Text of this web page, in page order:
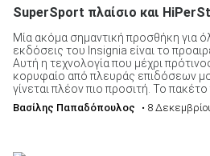
SuperSport πλαίσιο και
Μία ακόμα σημαντική προσθήκη για
εκδόσεις του Insignia είναι το
Αυτή η τεχνολογία που μέχρι
κορυφαίο από πλευράς επιδόσεων
γίνεται πλέον πιο προσιτή. Το πακέτο
Βασίλης Παπαδόπουλος • 8